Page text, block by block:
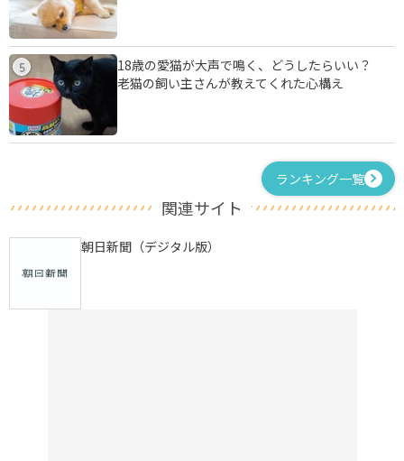
5
18歳の愛猫が大声で鳴く、どうしたらいい？
老猫の飼い主さんが教えてくれた心構え
ランキング一覧
関連サイト
朝日新聞（デジタル版）